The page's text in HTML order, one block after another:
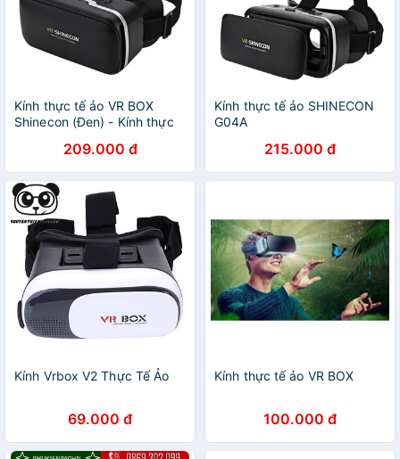
Kính thực tế ảo VR BOX
Shinecon (Đen) - Kính thực
209.000 đ
Kính thực tế ảo SHINECON
G04A
215.000 đ
Kính Vrbox V2 Thực Tế Ảo
69.000 đ
Kính thực tế ảo VR BOX
100.000 đ